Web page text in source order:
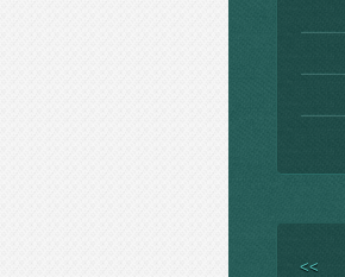
<<